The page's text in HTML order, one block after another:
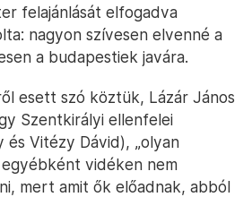
felajánlását elfogadva
nagyon szívesen elvenné a
a budapestiek javára.
esett szó köztük, Lázár János
Szentkirályi ellenfelei
és Vitézy Dávid), „olyan
vidéken nem
mert amit ők előadnak, abból